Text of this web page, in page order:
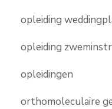
opleiding
opleiding
opleidingen
orthomoleculaire